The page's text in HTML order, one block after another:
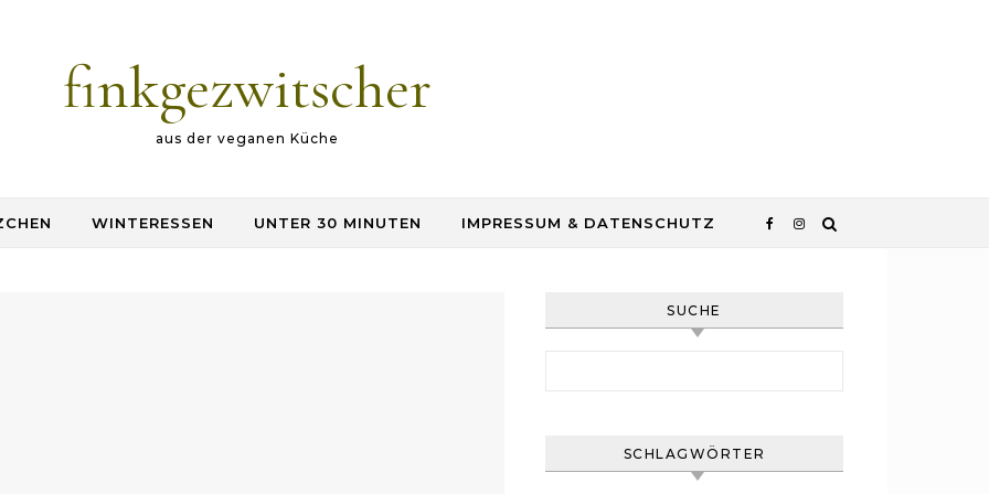
finkgezwitscher
aus der veganen Küche
WINTERESSEN UNTER 30 MINUTEN IMPRESSUM & DATENSCHUTZ
SUCHE
SCHLAGWÖRTER